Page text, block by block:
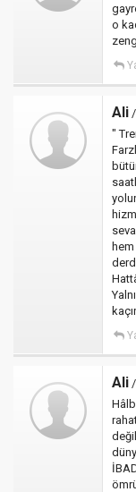
o
Ali
"
Ali